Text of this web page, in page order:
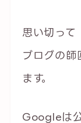
思い切って
ブログの師
ます。
Googleは